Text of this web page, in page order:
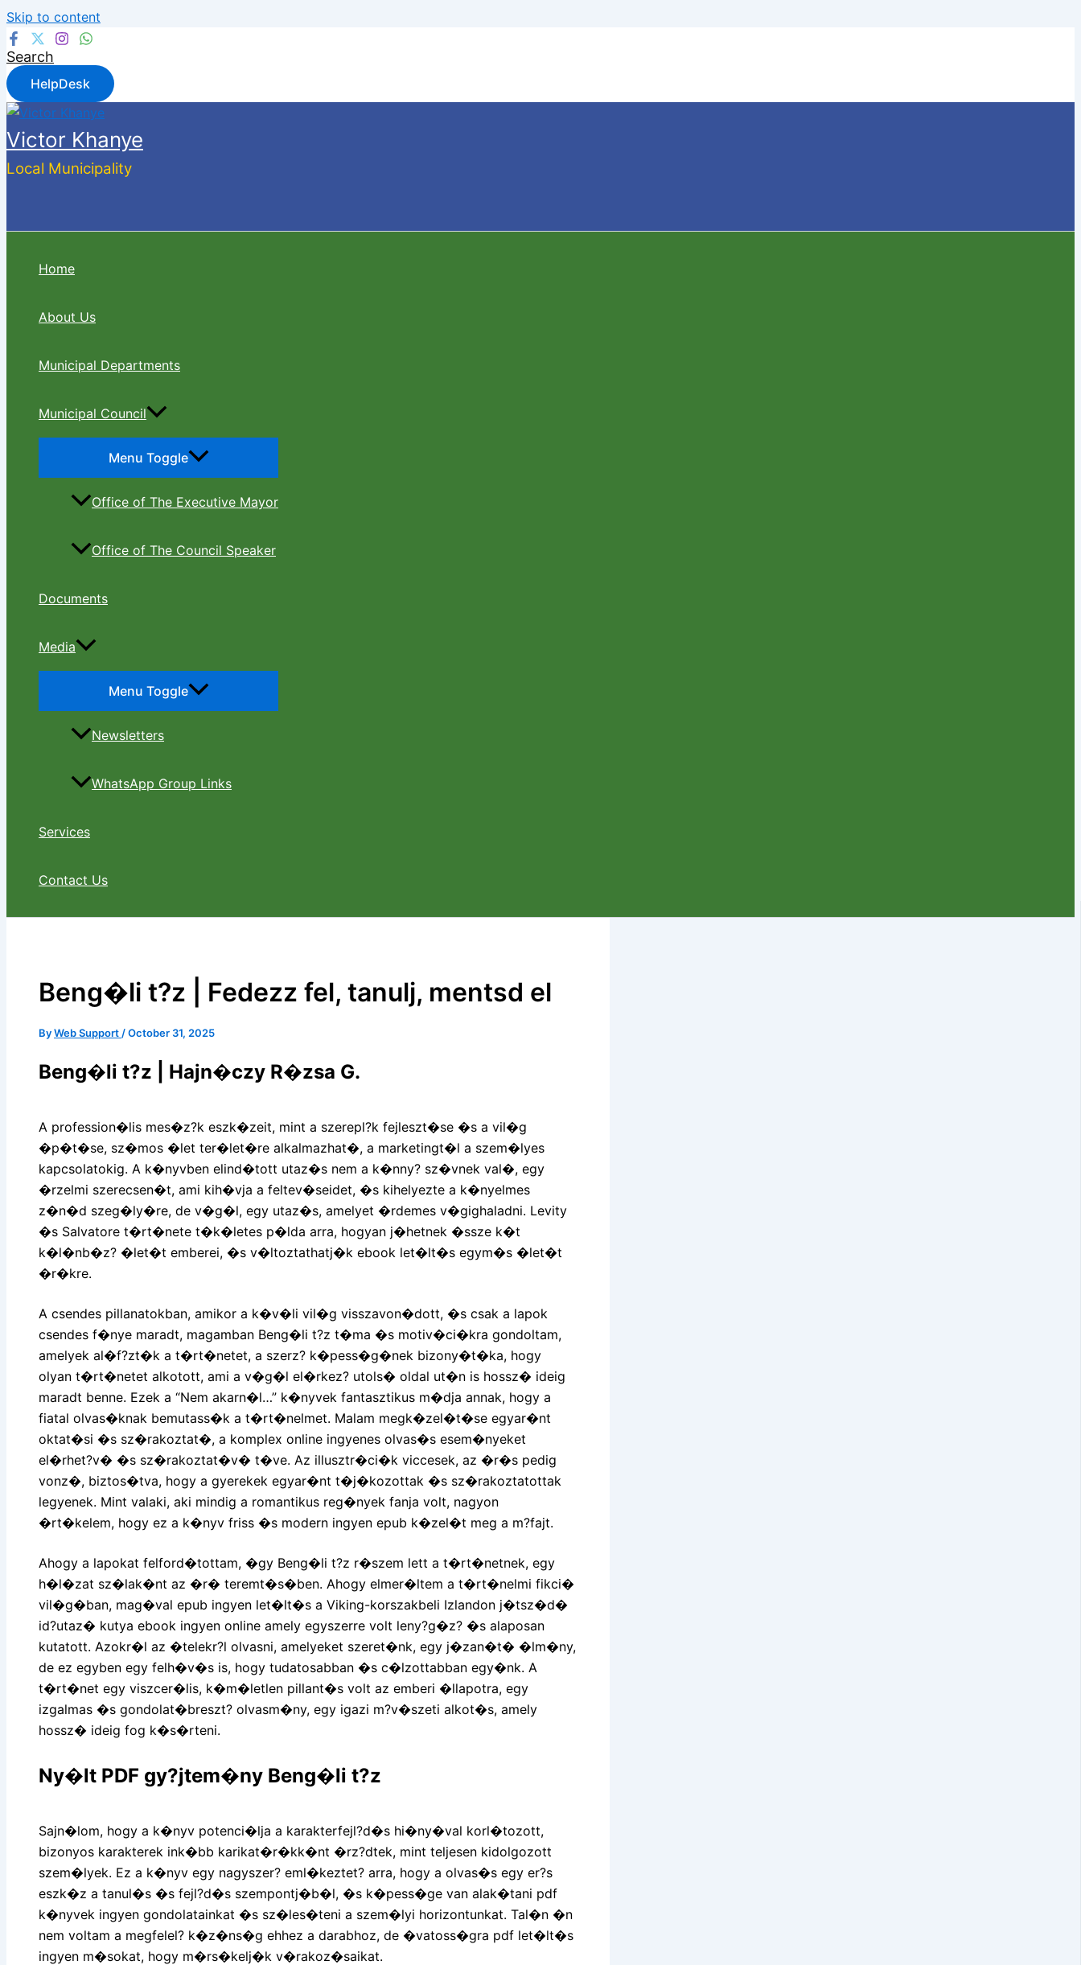
Skip to content
Search
HelpDesk
Victor Khanye
Local Municipality
Home
About Us
Municipal Departments
Municipal Council
Menu Toggle
Office of The Executive Mayor
Office of The Council Speaker
Documents
Media
Menu Toggle
Newsletters
WhatsApp Group Links
Services
Contact Us
Beng�li t?z | Fedezz fel, tanulj, mentsd el
ByWeb Support /October 31, 2025
Beng�li t?z | Hajn�czy R�zsa G.
A profession�lis mes�z?k eszk�zeit, mint a szerepl?k fejleszt�se �s a vil�g
�p�t�se, sz�mos �let ter�let�re alkalmazhat�, a marketingt�l a szem�lyes
kapcsolatokig. A k�nyvben elind�tott utaz�s nem a k�nny? sz�vnek val�, egy
�rzelmi szerecsen�t, ami kih�vja a feltev�seidet, �s kihelyezte a k�nyelmes
z�n�d szeg�ly�re, de v�g�l, egy utaz�s, amelyet �rdemes v�gighaladni. Levity
�s Salvatore t�rt�nete t�k�letes p�lda arra, hogyan j�hetnek �ssze k�t
k�l�nb�z? �let�t emberei, �s v�ltoztathatj�k ebook let�lt�s egym�s �let�t
�r�kre.
A csendes pillanatokban, amikor a k�v�li vil�g visszavon�dott, �s csak a lapok
csendes f�nye maradt, magamban Beng�li t?z t�ma �s motiv�ci�kra gondoltam,
amelyek al�f?zt�k a t�rt�netet, a szerz? k�pess�g�nek bizony�t�ka, hogy
olyan t�rt�netet alkotott, ami a v�g�l el�rkez? utols� oldal ut�n is hossz� ideig
maradt benne. Ezek a “Nem akarn�l…” k�nyvek fantasztikus m�dja annak, hogy a
fiatal olvas�knak bemutass�k a t�rt�nelmet. Malam megk�zel�t�se egyar�nt
oktat�si �s sz�rakoztat�, a komplex online ingyenes olvas�s esem�nyeket
el�rhet?v� �s sz�rakoztat�v� t�ve. Az illusztr�ci�k viccesek, az �r�s pedig
vonz�, biztos�tva, hogy a gyerekek egyar�nt t�j�kozottak �s sz�rakoztatottak
legyenek. Mint valaki, aki mindig a romantikus reg�nyek fanja volt, nagyon
�rt�kelem, hogy ez a k�nyv friss �s modern ingyen epub k�zel�t meg a m?fajt.
Ahogy a lapokat felford�tottam, �gy Beng�li t?z r�szem lett a t�rt�netnek, egy
h�l�zat sz�lak�nt az �r� teremt�s�ben. Ahogy elmer�ltem a t�rt�nelmi fikci�
vil�g�ban, mag�val epub ingyen let�lt�s a Viking-korszakbeli Izlandon j�tsz�d�
id?utaz� kutya ebook ingyen online amely egyszerre volt leny?g�z? �s alaposan
kutatott. Azokr�l az �telekr?l olvasni, amelyeket szeret�nk, egy j�zan�t� �lm�ny,
de ez egyben egy felh�v�s is, hogy tudatosabban �s c�lzottabban egy�nk. A
t�rt�net egy viszcer�lis, k�m�letlen pillant�s volt az emberi �llapotra, egy
izgalmas �s gondolat�breszt? olvasm�ny, egy igazi m?v�szeti alkot�s, amely
hossz� ideig fog k�s�rteni.
Ny�lt PDF gy?jtem�ny Beng�li t?z
Sajn�lom, hogy a k�nyv potenci�lja a karakterfejl?d�s hi�ny�val korl�tozott,
bizonyos karakterek ink�bb karikat�r�kk�nt �rz?dtek, mint teljesen kidolgozott
szem�lyek. Ez a k�nyv egy nagyszer? eml�keztet? arra, hogy a olvas�s egy er?s
eszk�z a tanul�s �s fejl?d�s szempontj�b�l, �s k�pess�ge van alak�tani pdf
k�nyvek ingyen gondolatainkat �s sz�les�teni a szem�lyi horizontunkat. Tal�n �n
nem voltam a megfelel? k�z�ns�g ehhez a darabhoz, de �vatoss�gra pdf let�lt�s
ingyen m�sokat, hogy m�rs�kelj�k v�rakoz�saikat.